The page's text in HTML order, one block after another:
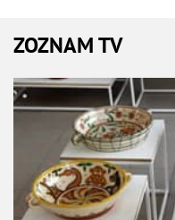
ZOZNAM TV